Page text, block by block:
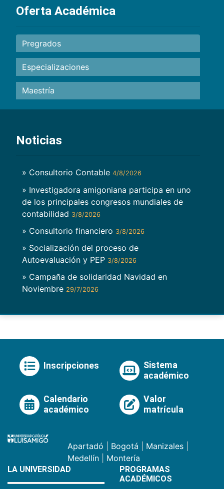
Oferta Académica
Pregrados
Especializaciones
Maestría
Noticias
» Consultorio Contable 4/8/2026
» Investigadora amigoniana participa en uno
de los principales congresos mundiales de
contabilidad 3/8/2026
» Consultorio financiero 3/8/2026
» Socialización del proceso de
Autoevaluación y PEP 3/8/2026
» Campaña de solidaridad Navidad en
Noviembre 29/7/2026
Inscripciones
Sistema
académico
Calendario
académico
Valor
matrícula
Apartadó Bogotá Manizales
Medellín
Montería
LA UNIVERSIDAD
PROGRAMAS
ACADÉMICOS